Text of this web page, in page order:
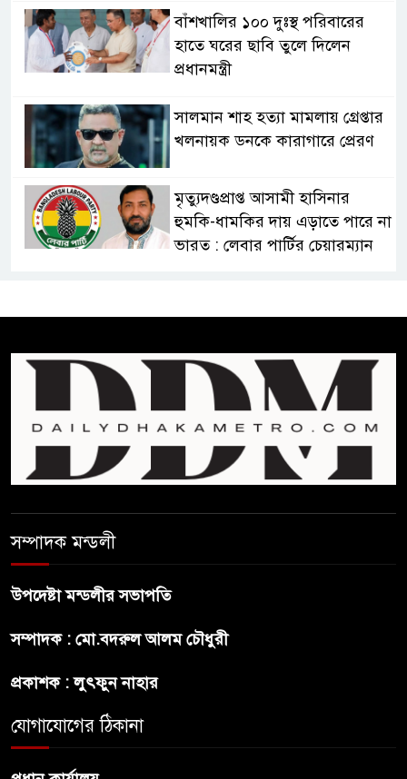
বাঁশখালির ১০০ দুঃস্থ পরিবারের
হাতে ঘরের ছাবি তুলে দিলেন
প্রধানমন্ত্রী
সালমান শাহ হত্যা মামলায় গ্রেপ্তার
খলনায়ক ডনকে কারাগারে প্রেরণ
মৃত্যুদণ্ডপ্রাপ্ত আসামী হাসিনার
হুমকি-ধামকির দায় এড়াতে পারে না
ভারত : লেবার পার্টির চেয়ারম্যান
রাজসাক্ষী রিজভীর বক্তব্যে ক্ষুব্ধ
হাওর ও জলাভূমিতে মা মাছ
সংরক্ষিত রাখার পরিকল্পনা নিচ্ছে
সরকার
সোমবার সকাল ১০টায় এসএসসি
সম্পাদক মন্ডলী
উপদেষ্টা মন্ডলীর সভাপতি
সম্পাদক : মো.বদরুল আলম চৌধুরী
প্রকাশক : লুৎফুন নাহার
যোগাযোগের ঠিকানা